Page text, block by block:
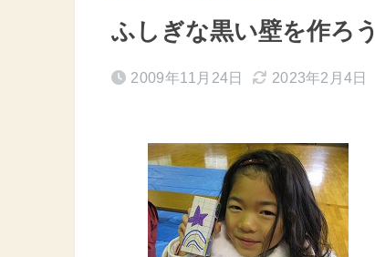
ふしぎな黒い壁を作ろう
2009年11月24日 2023年2月4日